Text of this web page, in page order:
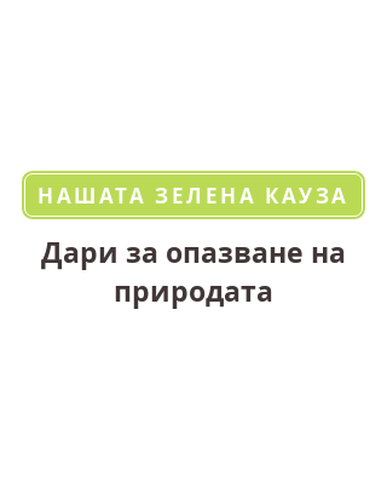
НАШАТА ЗЕЛЕНА КАУЗА
Дари за опазване на
природата